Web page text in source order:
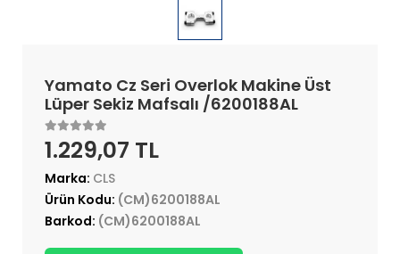
Yamato Cz Seri Overlok Makine Üst
Lüper Sekiz Mafsalı /6200188AL
1.229,07 TL
Marka: CLS
Ürün Kodu: (CM)6200188AL
Barkod: (CM)6200188AL